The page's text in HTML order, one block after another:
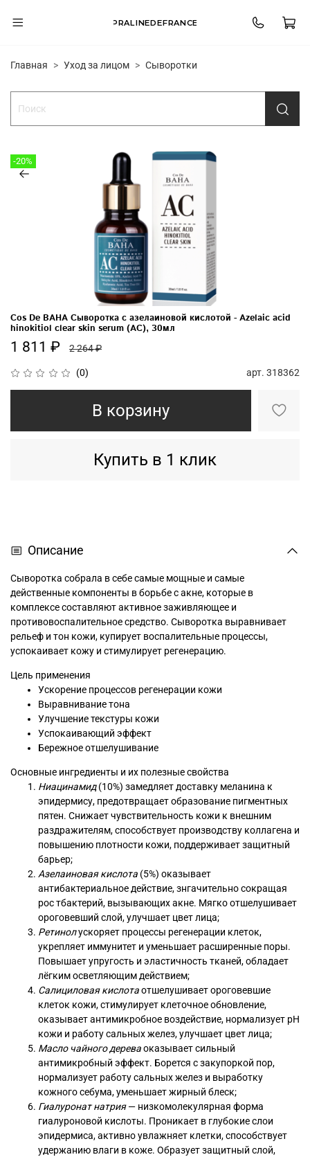
PRALINEDEFRANCE
Главная Уход за лицом Сыворотки
-20%
(0) арт. 318362
Cos De BAHA Сыворотка с азелаиновой кислотой - Azelaic acid
hinokitiol clear skin serum (AC), 30мл
1 811 ₽ 2 264 ₽
В корзину
Купить в 1 клик
Описание
Сыворотка собрала в себе самые мощные и самые
действенные компоненты в борьбе с акне, которые в
комплексе составляют активное заживляющее и
противовоспалительное средство. Сыворотка выравнивает
рельеф и тон кожи, купирует воспалительные процессы,
успокаивает кожу и стимулирует регенерацию.
Цель применения
Ускорение процессов регенерации кожи
Выравнивание тона
Улучшение текстуры кожи
Успокаивающий эффект
Бережное отшелушивание
Основные ингредиенты и их полезные свойства
Ниацинамид (10%) замедляет доставку меланина к
эпидермису, предотвращает образование пигментных
пятен. Снижает чувствительность кожи к внешним
раздражителям, способствует производству коллагена и
повышению плотности кожи, поддерживает защитный
барьер;
Азелаиновая кислота (5%) оказывает
антибактериальное действие, знгачительно сокращая
рос тбактерий, вызывающих акне. Мягко отшелушивает
ороговевший слой, улучшает цвет лица;
Ретинолускоряет процессы регенерации клеток,
укрепляет иммунитет и уменьшает расширенные поры.
Повышает упругость и эластичность тканей, обладает
лёгким осветляющим действием;
Салициловая кислотаотшелушивает ороговевшие
клеток кожи, стимулирует клеточное обновление,
оказывает антимикробное воздействие, нормализует pH
кожи и работу сальных желез, улучшает цвет лица;
Масло чайного дереваоказывает сильный
антимикробный эффект. Борется с закупоркой пор,
нормализует работу сальных желез и выработку
кожного себума, уменьшает жирный блеск;
Гиалуронат натрия— низкомолекулярная форма
гиалуроновой кислоты. Проникает в глубокие слои
эпидермиса, активно увлажняет клетки, способствует
удержанию влаги в коже. Образует защитный слой,